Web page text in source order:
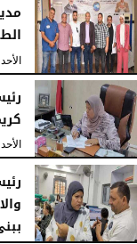
الأحد، 2 أغسطس
الأحد، 2 أغسطس